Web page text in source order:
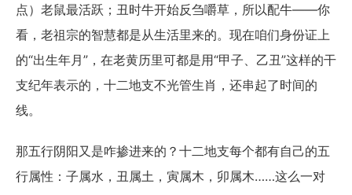
点）老鼠最活跃；丑时牛开始反刍嚼草，所以配牛——你
看，老祖宗的智慧都是从生活里来的。现在咱们身份证上
的“出生年月”，在老黄历里可都是用“甲子、乙丑”这样的干
支纪年表示的，十二地支不光管生肖，还串起了时间的
线。
那五行阴阳又是咋掺进来的？十二地支每个都有自己的五
行属性：子属水，丑属土，寅属木，卯属木……这么一对